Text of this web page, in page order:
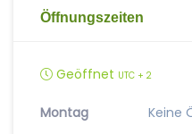
Öffnungszeiten
Geöffnet UTC + 2
Montag Keine